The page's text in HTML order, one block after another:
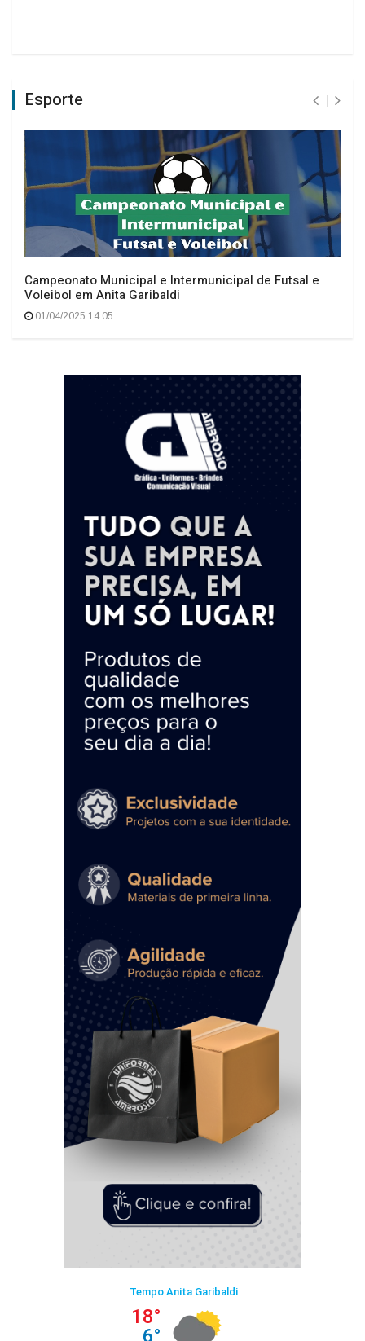
Esporte
Campeonato Municipal e Intermunicipal de Futsal e
Voleibol em Anita Garibaldi
01/04/2025 14:05